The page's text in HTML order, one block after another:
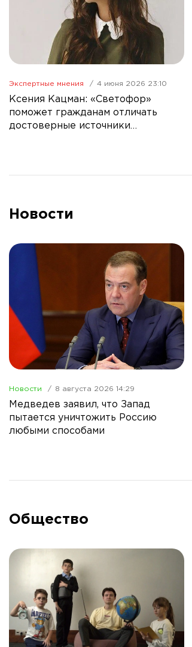
Экспертные мнения 4 июня 2026 23:10
Ксения Кацман: «Светофор»
поможет гражданам отличать
достоверные источники
Новости
Новости 8 августа 2026 14:29
Медведев заявил, что Запад
пытается уничтожить Россию
любыми способами
Общество